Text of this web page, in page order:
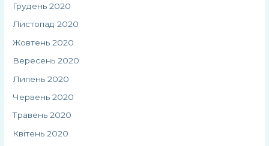
Грудень 2020
Листопад 2020
Жовтень 2020
Вересень 2020
Липень 2020
Червень 2020
Травень 2020
Квітень 2020